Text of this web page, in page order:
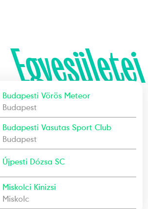
Egyesületei
Budapesti Vörös Meteor
Budapest
Budapesti Vasutas Sport Club
Budapest
Újpesti Dózsa SC
Miskolci Kinizsi
Miskolc